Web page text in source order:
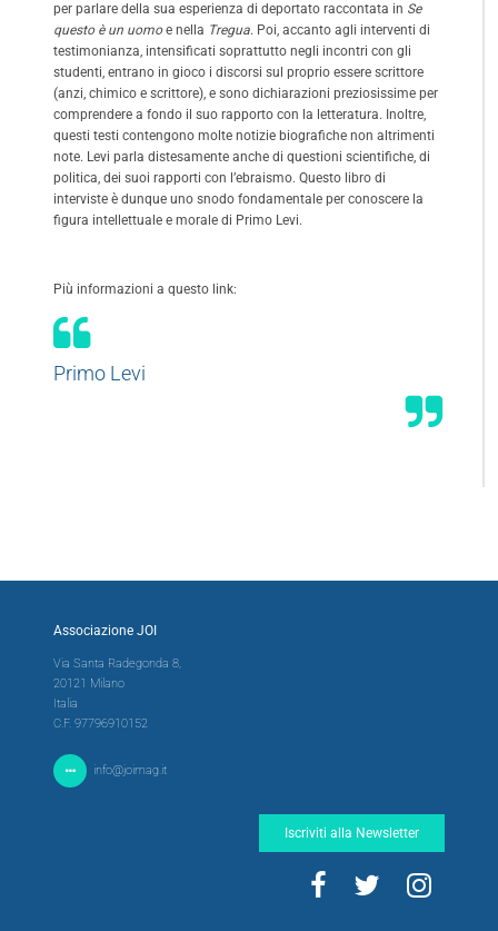
per parlare della sua esperienza di deportato raccontata in Se
questo è un uomoe nella Tregua. Poi, accanto agli interventi di
testimonianza, intensificati soprattutto negli incontri con gli
studenti, entrano in gioco i discorsi sul proprio essere scrittore
(anzi, chimico e scrittore), e sono dichiarazioni preziosissime per
comprendere a fondo il suo rapporto con la letteratura. Inoltre,
questi testi contengono molte notizie biografiche non altrimenti
note. Levi parla distesamente anche di questioni scientifiche, di
politica, dei suoi rapporti con l’ebraismo. Questo libro di
interviste è dunque uno snodo fondamentale per conoscere la
figura intellettuale e morale di Primo Levi.
Più informazioni a questo link:
Primo Levi
Associazione JOI
Via Santa Radegonda 8,
20121 Milano
Italia
C.F. 97796910152
info@joimag.it
Iscriviti alla Newsletter